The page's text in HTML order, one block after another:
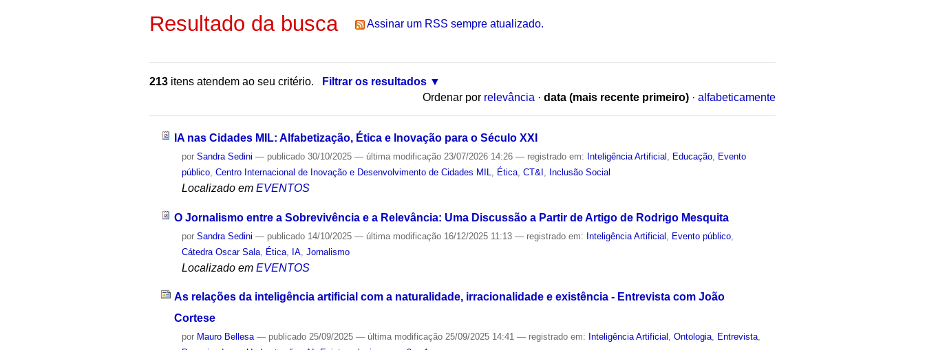
Resultado da busca Assinar um RSS sempre atualizado.
213 itens atendem ao seu critério.
Filtrar os resultados
Ordenar por relevância · data (mais recente primeiro) · alfabeticamente
IA nas Cidades MIL: Alfabetização, Ética e Inovação para o Século XXI
porSandra Sedini — publicado 30/10/2025— última modificação 23/07/2026 14:26— registrado em: Inteligência Artificial Educação
Evento
público ,Centro Internacional de Inovação e Desenvolvimento de Cidades MIL Ética ,CT&I Inclusão Social
Localizado em EVENTOS
O Jornalismo entre a Sobrevivência e a Relevância: Uma Discussão a Partir de Artigo de Rodrigo Mesquita
porSandra Sedini — publicado 14/10/2025— última modificação 16/12/2025 11:13— registrado em: Inteligência Artificial Evento público
Cátedra Oscar Sala Ética IA ,Jornalismo
Localizado em EVENTOS
As relações da inteligência artificial com a naturalidade, irracionalidade e existência - Entrevista com João
Cortese
por Mauro Bellesa — publicado 25/09/2025— última modificação 25/09/2025 14:41— registrado em: Inteligência Artificial ,Ontologia, Entrevista,